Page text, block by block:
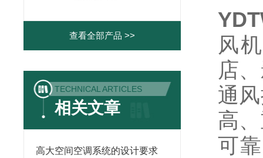
查看全部产品 >>
TECHNICAL ARTICLES
相关文章
高大空间空调系统的设计要求
风
店
通
高
可